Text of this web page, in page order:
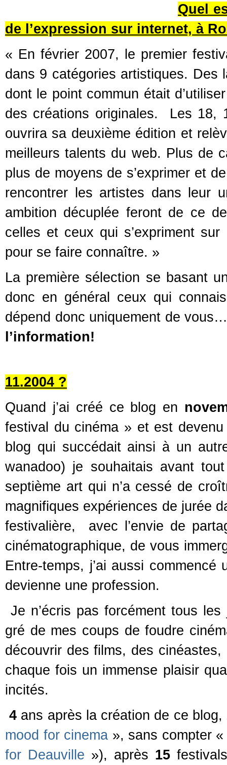
Quel
de l’expression sur internet, à
« En février 2007, le premier
dans 9 catégories artistiques. Des
dont le point commun était
des créations originales. Les 18,
ouvrira sa deuxième édition et
meilleurs talents du web. Plus de
plus de moyens de s’exprimer et
rencontrer les artistes dans leur
ambition décuplée feront de ce
celles et ceux qui s’expriment
pour se faire connaître. »
La première sélection se basant
donc en général ceux qui
dépend donc uniquement de
l’information!
11.2004 ?
Quand j’ai créé ce blog en
festival du cinéma » et est
blog qui succédait ainsi à un
wanadoo) je souhaitais avant
septième art qui n’a cessé de
magnifiques expériences de jurée
festivalière, avec l’envie de
cinématographique, de vous
Entre-temps, j’ai aussi
devienne une profession.
Je n’écris pas forcément tous
gré de mes coups de foudre
découvrir des films, des
chaque fois un immense plaisir
incités.
4 ans après la création de ce blog,
mood for cinema », sans compter
for Deauville »), après 15